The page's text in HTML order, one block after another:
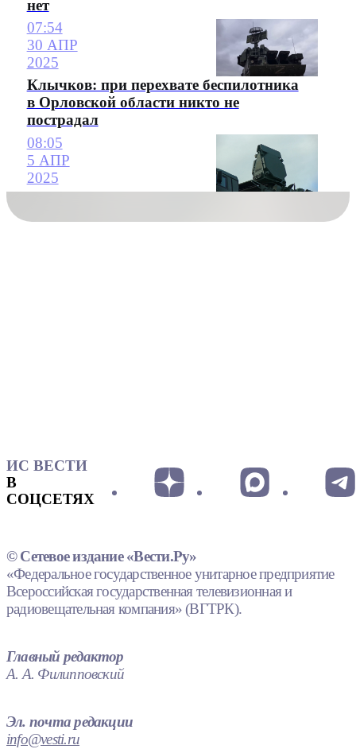
нет
07:54
30 АПР
2025
Клычков: при перехвате беспилотника
в Орловской области никто не
пострадал
08:05
5 АПР
2025
ИС ВЕСТИ
В
СОЦСЕТЯХ
© Сетевое издание «Вести.Ру»
«Федеральное государственное унитарное предприятие
Всероссийская государственная телевизионная и
радиовещательная компания» (ВГТРК).
Главный редактор
А. А. Филипповский
Эл. почта редакции
info@vesti.ru